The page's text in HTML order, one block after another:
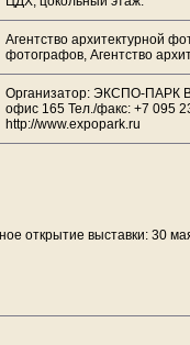
Агентство архитектурной
фотографов, Агентство
Организатор: ЭКСПО-ПАРК
офис 165 Тел./факс: +7 095
http://www.expopark.ru
открытие выставки: 30